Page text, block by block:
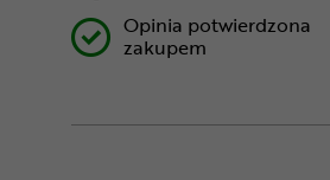
Opinia potwierdzona
zakupem